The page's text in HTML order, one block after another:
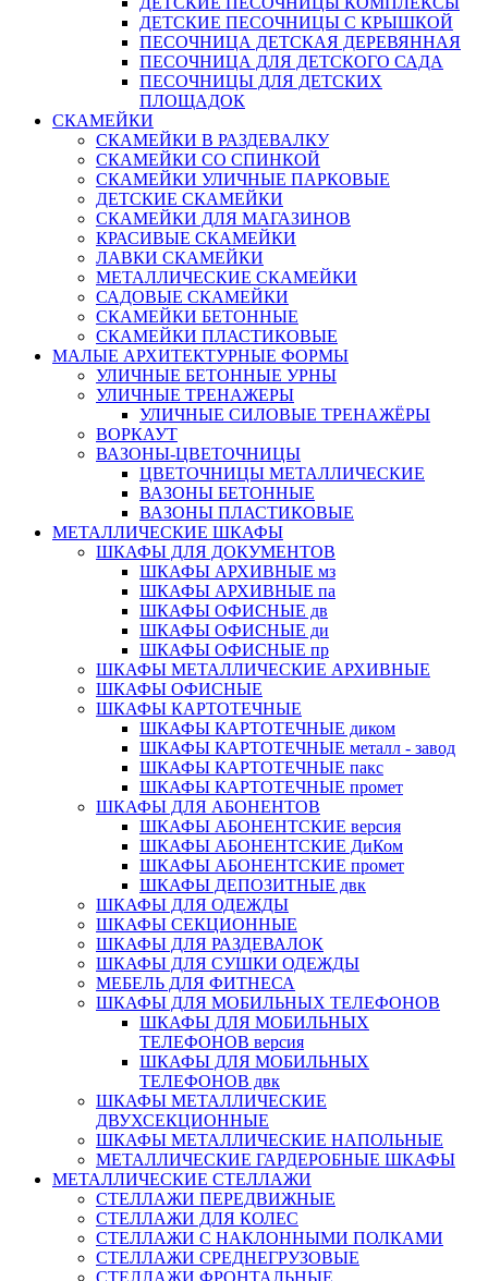
ДЕТСКИЕ ПЕСОЧНИЦЫ С КРЫШКОЙ
ПЕСОЧНИЦА ДЕТСКАЯ ДЕРЕВЯННАЯ
ПЕСОЧНИЦА ДЛЯ ДЕТСКОГО САДА
ПЕСОЧНИЦЫ ДЛЯ ДЕТСКИХ
ПЛОЩАДОК
СКАМЕЙКИ
СКАМЕЙКИ В РАЗДЕВАЛКУ
СКАМЕЙКИ СО СПИНКОЙ
СКАМЕЙКИ УЛИЧНЫЕ ПАРКОВЫЕ
ДЕТСКИЕ СКАМЕЙКИ
СКАМЕЙКИ ДЛЯ МАГАЗИНОВ
КРАСИВЫЕ СКАМЕЙКИ
ЛАВКИ СКАМЕЙКИ
МЕТАЛЛИЧЕСКИЕ СКАМЕЙКИ
САДОВЫЕ СКАМЕЙКИ
СКАМЕЙКИ БЕТОННЫЕ
СКАМЕЙКИ ПЛАСТИКОВЫЕ
МАЛЫЕ АРХИТЕКТУРНЫЕ ФОРМЫ
УЛИЧНЫЕ БЕТОННЫЕ УРНЫ
УЛИЧНЫЕ ТРЕНАЖЕРЫ
УЛИЧНЫЕ СИЛОВЫЕ ТРЕНАЖЁРЫ
ВОРКАУТ
ВАЗОНЫ-ЦВЕТОЧНИЦЫ
ЦВЕТОЧНИЦЫ МЕТАЛЛИЧЕСКИЕ
ВАЗОНЫ БЕТОННЫЕ
ВАЗОНЫ ПЛАСТИКОВЫЕ
МЕТАЛЛИЧЕСКИЕ ШКАФЫ
ШКАФЫ ДЛЯ ДОКУМЕНТОВ
ШКАФЫ АРХИВНЫЕ мз
ШКАФЫ АРХИВНЫЕ па
ШКАФЫ ОФИСНЫЕ дв
ШКАФЫ ОФИСНЫЕ ди
ШКАФЫ ОФИСНЫЕ пр
ШКАФЫ МЕТАЛЛИЧЕСКИЕ АРХИВНЫЕ
ШКАФЫ ОФИСНЫЕ
ШКАФЫ КАРТОТЕЧНЫЕ
ШКАФЫ КАРТОТЕЧНЫЕ диком
ШКАФЫ КАРТОТЕЧНЫЕ металл - завод
ШКАФЫ КАРТОТЕЧНЫЕ пакс
ШКАФЫ КАРТОТЕЧНЫЕ промет
ШКАФЫ ДЛЯ АБОНЕНТОВ
ШКАФЫ АБОНЕНТСКИЕ версия
ШКАФЫ АБОНЕНТСКИЕ ДиКом
ШКАФЫ АБОНЕНТСКИЕ промет
ШКАФЫ ДЕПОЗИТНЫЕ двк
ШКАФЫ ДЛЯ ОДЕЖДЫ
ШКАФЫ СЕКЦИОННЫЕ
ШКАФЫ ДЛЯ РАЗДЕВАЛОК
ШКАФЫ ДЛЯ СУШКИ ОДЕЖДЫ
МЕБЕЛЬ ДЛЯ ФИТНЕСА
ШКАФЫ ДЛЯ МОБИЛЬНЫХ ТЕЛЕФОНОВ
ШКАФЫ ДЛЯ МОБИЛЬНЫХ
ТЕЛЕФОНОВ версия
ШКАФЫ ДЛЯ МОБИЛЬНЫХ
ТЕЛЕФОНОВ двк
ШКАФЫ МЕТАЛЛИЧЕСКИЕ
ДВУХСЕКЦИОННЫЕ
ШКАФЫ МЕТАЛЛИЧЕСКИЕ НАПОЛЬНЫЕ
МЕТАЛЛИЧЕСКИЕ ГАРДЕРОБНЫЕ ШКАФЫ
МЕТАЛЛИЧЕСКИЕ СТЕЛЛАЖИ
СТЕЛЛАЖИ ПЕРЕДВИЖНЫЕ
СТЕЛЛАЖИ ДЛЯ КОЛЕС
СТЕЛЛАЖИ С НАКЛОННЫМИ ПОЛКАМИ
СТЕЛЛАЖИ СРЕДНЕГРУЗОВЫЕ
СТЕЛЛАЖИ ФРОНТАЛЬНЫЕ